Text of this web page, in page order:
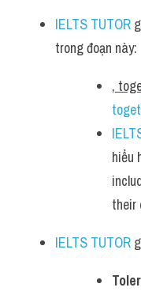
IELTS TUTOR
trong đoạn này:
,
hiểu
their
IELTS TUTOR